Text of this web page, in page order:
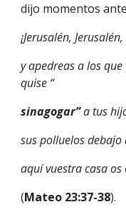
dijo momentos
¡Jerusalén,
y apedreas a los que
quise “
sinagogar” a tus
sus polluelos debajo
aquí vuestra casa
(Mateo 23:37-38).